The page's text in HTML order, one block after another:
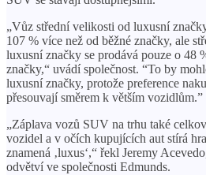
„Vůz střední velikosti od luxusní
107 % více než od běžné značky, ale
luxusní značky se prodává pouze o 48
značky,“ uvádí společnost. “To by
luxusní značky, protože preference
přesouvají směrem k větším vozidlům.”
„Záplava vozů SUV na trhu také
vozidel a v očích kupujících aut stírá
znamená ‚luxus‘,“ řekl Jeremy
odvětví ve společnosti Edmunds.